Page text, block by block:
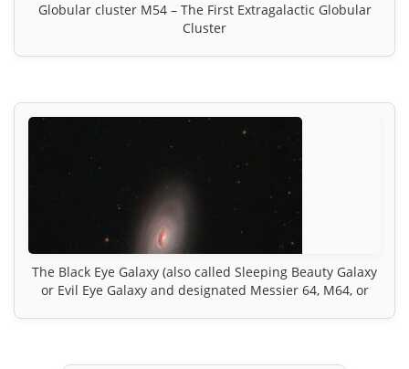
Globular cluster M54 – The First Extragalactic Globular
Cluster
The Black Eye Galaxy (also called Sleeping Beauty Galaxy
or Evil Eye Galaxy and designated Messier 64, M64, or